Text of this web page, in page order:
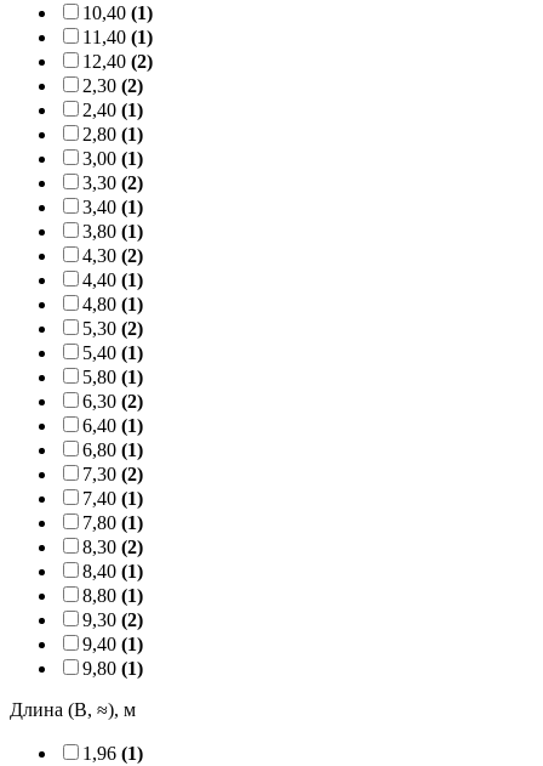
10,40 (1)
11,40 (1)
12,40 (2)
2,30 (2)
2,40 (1)
2,80 (1)
3,00 (1)
3,30 (2)
3,40 (1)
3,80 (1)
4,30 (2)
4,40 (1)
4,80 (1)
5,30 (2)
5,40 (1)
5,80 (1)
6,30 (2)
6,40 (1)
6,80 (1)
7,30 (2)
7,40 (1)
7,80 (1)
8,30 (2)
8,40 (1)
8,80 (1)
9,30 (2)
9,40 (1)
9,80 (1)
Длина (B, ≈), м
1,96 (1)